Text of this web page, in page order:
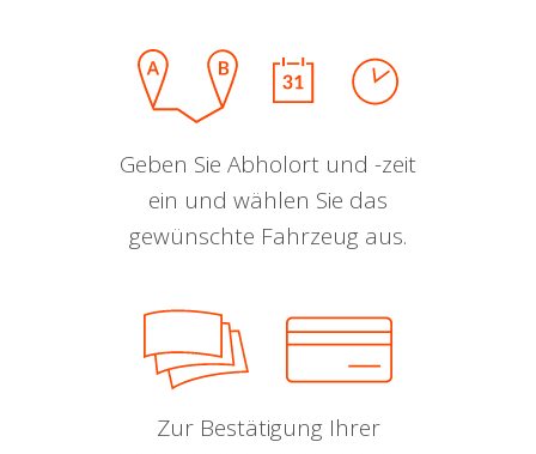
Geben Sie Abholort und -zeit
ein und wählen Sie das
gewünschte Fahrzeug aus.
Zur Bestätigung Ihrer